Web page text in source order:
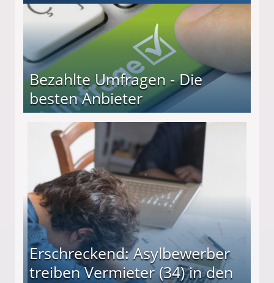
Bezahlte Umfragen - Die
besten Anbieter
Erschreckend: Asylbewerber
treiben Vermieter (34) in den